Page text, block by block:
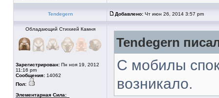
Tendegern Добавлено: Чт июн 26, 2014 3:57 pm
Обладающий Стихией Камня
Зарегистрирован: Пн ноя 19, 2012
11:16 pm
Сообщения: 14062
Пол:
Элементарная Сила:
Tendegern
С мобилы
возникало.